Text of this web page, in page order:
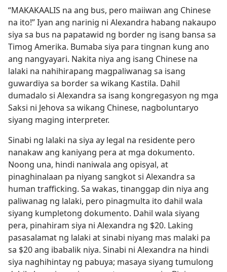
“MAKAKAALIS na ang bus, pero maiiwan ang Chinese
na ito!” Iyan ang narinig ni Alexandra habang nakaupo
siya sa bus na papatawid ng border ng isang bansa sa
Timog Amerika. Bumaba siya para tingnan kung ano
ang nangyayari. Nakita niya ang isang Chinese na
lalaki na nahihirapang magpaliwanag sa isang
guwardiya sa border sa wikang Kastila. Dahil
dumadalo si Alexandra sa isang kongregasyon ng mga
Saksi ni Jehova sa wikang Chinese, nagboluntaryo
siyang maging interpreter.
Sinabi ng lalaki na siya ay legal na residente pero
nanakaw ang kaniyang pera at mga dokumento.
Noong una, hindi naniwala ang opisyal, at
pinaghinalaan pa niyang sangkot si Alexandra sa
human trafficking. Sa wakas, tinanggap din niya ang
paliwanag ng lalaki, pero pinagmulta ito dahil wala
siyang kumpletong dokumento. Dahil wala siyang
pera, pinahiram siya ni Alexandra ng $20. Laking
pasasalamat ng lalaki at sinabi niyang mas malaki pa
sa $20 ang ibabalik niya. Sinabi ni Alexandra na hindi
siya naghihintay ng pabuya; masaya siyang tumulong